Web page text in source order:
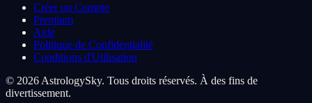
Créer un Compte
Premium
Aide
Politique de Confidentialité
Conditions d'Utilisation
© 2026 AstrologySky. Tous droits réservés. À des fins de
divertissement.